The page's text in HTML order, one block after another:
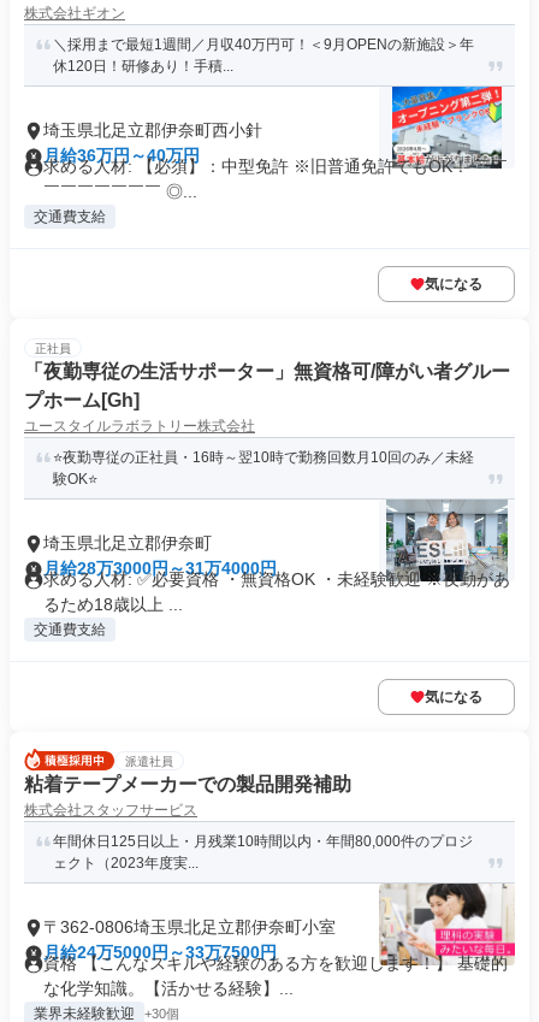
株式会社ギオン
＼採用まで最短1週間／月収40万円可！＜9月OPENの新施設＞年
休120日！研修あり！手積...
埼玉県北足立郡伊奈町西小針
月給36万円～40万円
求める人材: 【必須】：中型免許 ※旧普通免許でもOK！ ￣￣
￣￣￣￣￣￣￣ ◎...
交通費支給
気になる
正社員
「夜勤専従の生活サポーター」無資格可/障がい者グルー
プホーム[Gh]
ユースタイルラボラトリー株式会社
⭐️夜勤専従の正社員・16時～翌10時で勤務回数月10回のみ／未経
験OK⭐️
埼玉県北足立郡伊奈町
月給28万3000円～31万4000円
求める人材: ✅必要資格 ・無資格OK ・未経験歓迎 ※夜勤があ
るため18歳以上 ...
交通費支給
気になる
派遣社員
粘着テープメーカーでの製品開発補助
株式会社スタッフサービス
年間休日125日以上・月残業10時間以内・年間80,000件のプロジ
ェクト（2023年度実...
〒362-0806埼玉県北足立郡伊奈町小室
月給24万5000円～33万7500円
資格 【こんなスキルや経験のある方を歓迎します！】 基礎的
な化学知識。【活かせる経験】...
業界未経験歓迎 +30個